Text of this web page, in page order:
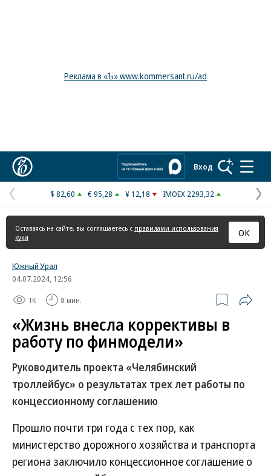
Реклама в «Ъ» www.kommersant.ru/ad
Вход
Предыдущая
страница
$ 82,60 € 95,28 ¥ 12,18 IMOEX 2293,32
Оставаясь на сайте, вы соглашаетесь с правилами использования
куки
ОК
Южный Урал
04.07.2024, 12:56
1K 8 мин.
«Жизнь внесла коррективы в
работу по финмодели»
Руководитель проекта «Челябинский
троллейбус» о результатах трех лет работы по
концессионному соглашению
Прошло почти три года с тех пор, как
министерство дорожного хозяйства и транспорта
региона заключило концессионное соглашение о